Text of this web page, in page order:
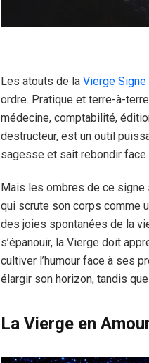
Les atouts de la Vierge
ordre. Pratique et terre-à-
médecine, comptabilité,
destructeur, est un outil
sagesse et sait rebondir face
Mais les ombres de ce signe
qui scrute son corps comme
des joies spontanées de la
s’épanouir, la Vierge doit
cultiver l’humour face à ses
élargir son horizon, tandis
La Vierge en